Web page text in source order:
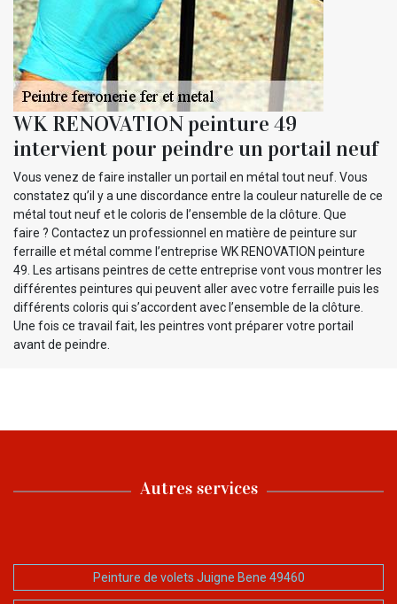
WK RENOVATION peinture 49
intervient pour peindre un portail neuf
Vous venez de faire installer un portail en métal tout neuf. Vous
constatez qu’il y a une discordance entre la couleur naturelle de ce
métal tout neuf et le coloris de l’ensemble de la clôture. Que
faire ? Contactez un professionnel en matière de peinture sur
ferraille et métal comme l’entreprise WK RENOVATION peinture
49. Les artisans peintres de cette entreprise vont vous montrer les
différentes peintures qui peuvent aller avec votre ferraille puis les
différents coloris qui s’accordent avec l’ensemble de la clôture.
Une fois ce travail fait, les peintres vont préparer votre portail
avant de peindre.
Autres services
Peinture de volets Juigne Bene 49460